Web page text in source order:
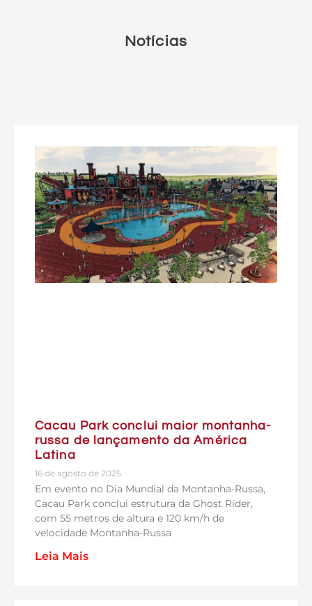
Notícias
Cacau Park conclui maior montanha-
russa de lançamento da América
Latina
16 de agosto de 2025
Em evento no Dia Mundial da Montanha-Russa,
Cacau Park conclui estrutura da Ghost Rider,
com 55 metros de altura e 120 km/h de
velocidade Montanha-Russa
Leia Mais